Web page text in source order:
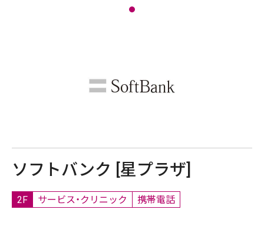
ソフトバンク [星プラザ]
2F サービス・クリニック 携帯電話